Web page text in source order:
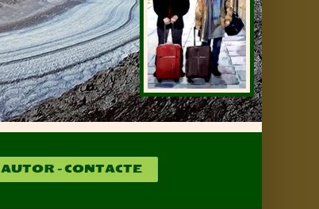
AUTOR – CONTACTE